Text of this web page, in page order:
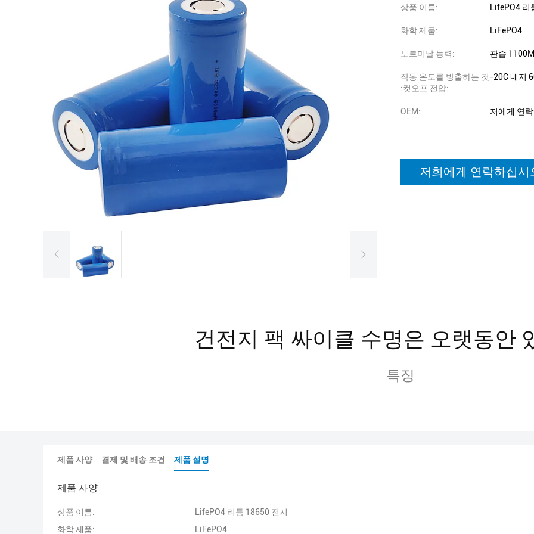
상품 이름: LifePO4 리
화학 제품: LiFePO4
노르미날 능력: 관습
작동 온도를 방출하는 것
:컷오프 전압:
-20C 내지
OEM: 저에게 연
저희에게 연락하십시
건전지 팩 싸이클 수명은 오랫동안
특징
제품 사양 결제 및 배송 조건 제품 설명
제품 사양
상품 이름:
LifePO4 리튬 18650 전지
화학 제품:
LiFePO4